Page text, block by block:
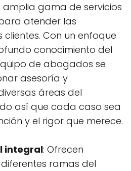
gama de servicios
atender las
clientes. Con un enfoque
conocimiento del
de abogados se
asesoría y
áreas del
así que cada caso sea
y el rigor que merece.
integral: Ofrecen
ramas del